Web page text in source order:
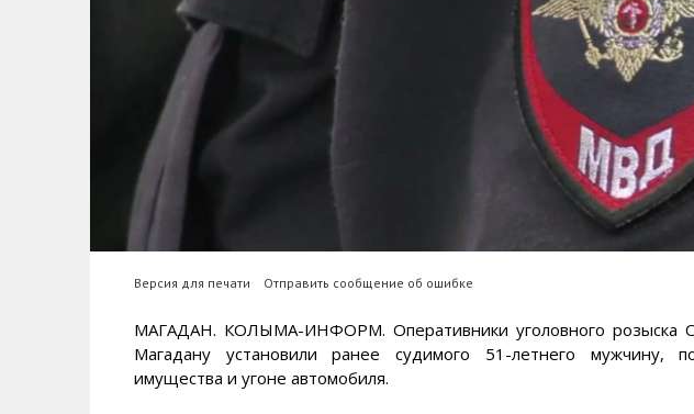
Версия для печати Отправить сообщение об ошибке
МАГАДАН. КОЛЫМА-ИНФОРМ. Оперативники уголовного розыска
Магадану установили ранее судимого 51-летнего мужчину,
имущества и угоне автомобиля.